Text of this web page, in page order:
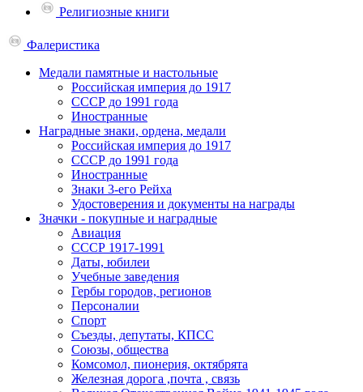
Религиозные книги
Фалеристика
Медали памятные и настольные
Российская империя до 1917
СССР до 1991 года
Иностранные
Наградные знаки, ордена, медали
Российская империя до 1917
СССР до 1991 года
Иностранные
Знаки 3-его Рейха
Удостоверения и документы на награды
Значки - покупные и наградные
Авиация
СССР 1917-1991
Даты, юбилеи
Учебные заведения
Гербы городов, регионов
Персоналии
Спорт
Съезды, депутаты, КПСС
Союзы, общества
Комсомол, пионерия, октябрята
Железная дорога ,почта , связь